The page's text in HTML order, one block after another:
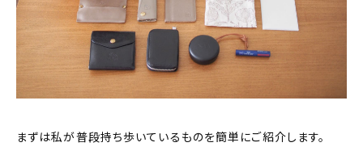
まずは私が普段持ち歩いているものを簡単にご紹介します。